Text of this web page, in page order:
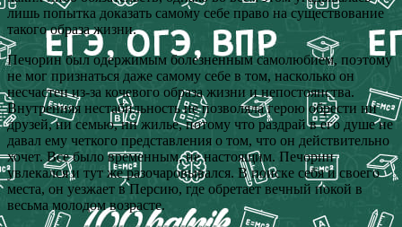
лишь попытка доказать самому себе право на существование
такого образа жизни.
Печорин был одержимым болезненным самолюбием, поэтому
не мог признаться даже самому себе в том, насколько он
несчастен из-за кочевого образа жизни и непостоянства.
Внутренняя нестабильность не позволяла герою обрести ни
друзей, ни семью, ни жилье, потому что раздрай в его душе не
давал ему четкого представления о том, что он действительно
хочет. Все было временным, не настоящим. Печорин
увлекался и тут же разочаровывался. В поиске себя и своего
места, он уезжает в Персию, где обретает вечный покой в
весьма молодом возрасте.